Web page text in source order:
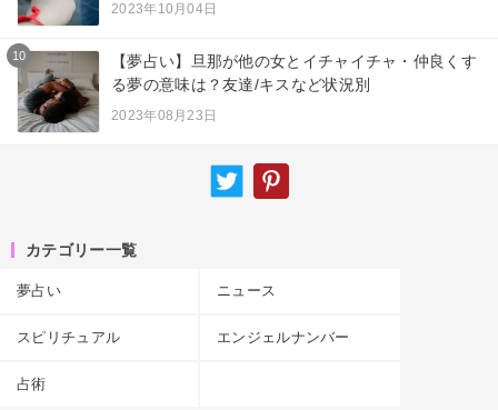
2023年10月04日
10
【夢占い】旦那が他の女とイチャイチャ・仲良くす
る夢の意味は？友達/キスなど状況別
2023年08月23日
カテゴリー一覧
夢占い ニュース
スピリチュアル エンジェルナンバー
占術